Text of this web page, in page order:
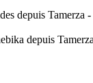
depuis
depuis